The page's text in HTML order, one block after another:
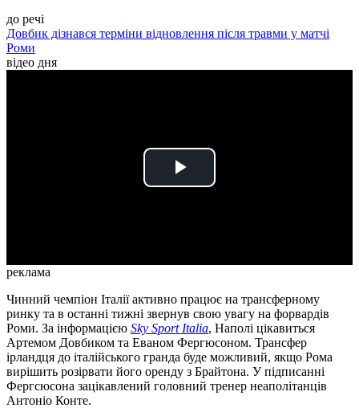
до речі
Довбик дізнався терміни відновлення після травми у матчі
Роми
відео дня
Play
реклама
Чинний чемпіон Італії активно працює на трансферному
ринку та в останні тижні звернув свою увагу на форвардів
Роми. За інформацією Sky Sport Italia, Наполі цікавиться
Артемом Довбиком та Еваном Фергюсоном. Трансфер
ірландця до італійського гранда буде можливий, якщо Рома
вирішить розірвати його оренду з Брайтона. У підписанні
Фергсюсона зацікавлений головний тренер неаполітанців
Антоніо Конте.